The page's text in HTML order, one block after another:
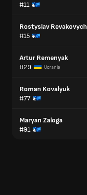
#11
Rostyslav Revakovych
#15
Artur Remenyak
#29
Ucrania
Roman Kovalyuk
#77
Maryan Zaloga
#91